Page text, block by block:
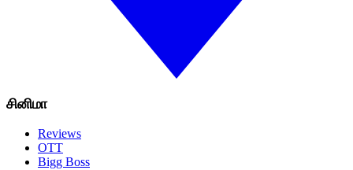
சினிமா
Reviews
OTT
Bigg Boss